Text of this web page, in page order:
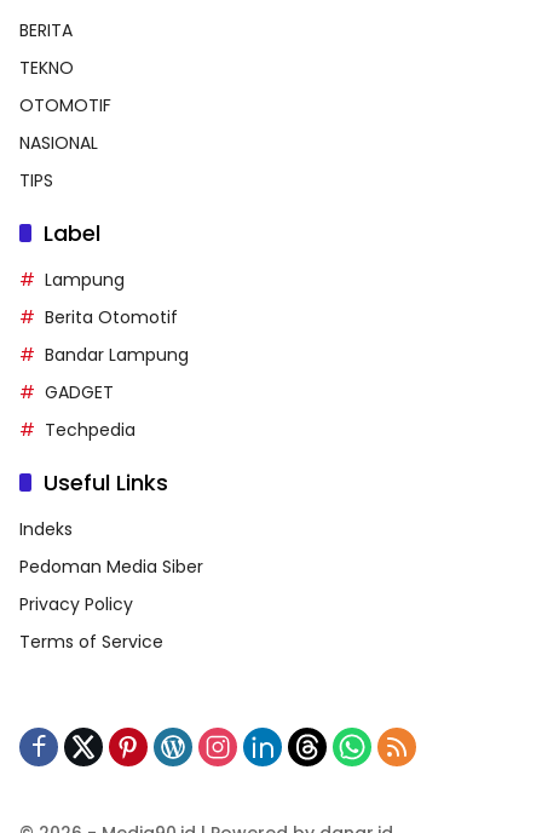
BERITA
TEKNO
OTOMOTIF
NASIONAL
TIPS
Label
Lampung
Berita Otomotif
Bandar Lampung
GADGET
Techpedia
Useful Links
Indeks
Pedoman Media Siber
Privacy Policy
Terms of Service